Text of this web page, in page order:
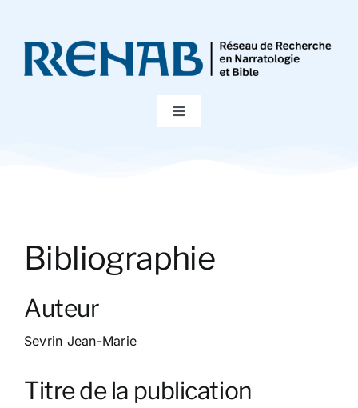
contenu
Toggle
Publications
Bibliographie
Bibliographie
Auteur
Sevrin Jean-Marie
Titre de la publication